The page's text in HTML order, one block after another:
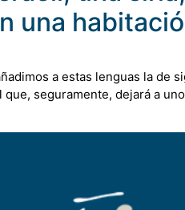
una
a estas lenguas la
seguramente, dejará a